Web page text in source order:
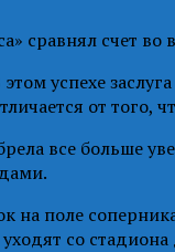
сравнял счет во
успехе
от того,
все больше
поле
со